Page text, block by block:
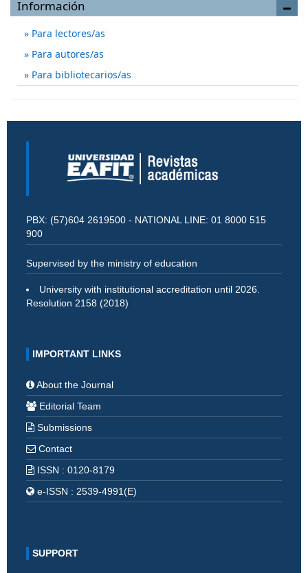
Información
Para lectores/as
Para autores/as
Para bibliotecarios/as
PBX: (57)604 2619500 - NATIONAL LINE: 01 8000 515
900
Supervised by the ministry of education
University with institutional accreditation until 2026.
Resolution 2158 (2018)
IMPORTANT LINKS
About the Journal
Editorial Team
Submissions
Contact
ISSN : 0120-8179
e-ISSN : 2539-4991(E)
SUPPORT